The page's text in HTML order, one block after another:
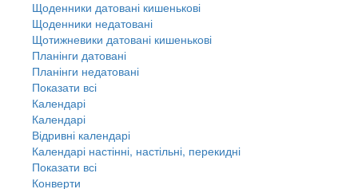
Щоденники датовані кишенькові
Щоденники недатовані
Щотижневики датовані кишенькові
Планінги датовані
Планінги недатовані
Показати всі
Календарі
Календарі
Відривні календарі
Календарі настінні, настільні, перекидні
Показати всі
Конверти